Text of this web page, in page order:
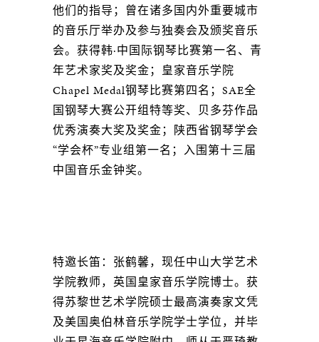
他们的指导；曾在诸多国内外重要城市
的音乐厅举办及参与独奏会及颁奖音乐
会。获得韩·中国际钢琴比赛第一名、青
年艺术家奖及奖金；皇家音乐学院
Chapel Medal钢琴比赛第四名；SAE全
国钢琴大赛公开组特等奖、贝多芬作品
优秀演奏大奖及奖金；陕西省钢琴学会
“学会杯”专业组第一名；入围第十三届
中国音乐金钟奖。
特邀长笛：张鹤馨，现任中山大学艺术
学院教师，英国皇家音乐学院博士。获
得苏黎世艺术学院硕士最高演奏家文凭
及美国奥伯林音乐学院学士学位，并毕